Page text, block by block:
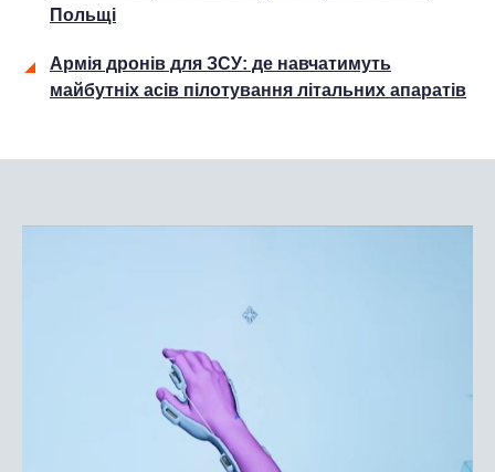
Польщі
Армія дронів для ЗСУ: де навчатимуть
майбутніх асів пілотування літальних апаратів